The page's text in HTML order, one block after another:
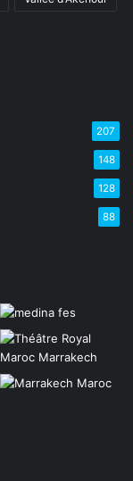
207
148
128
88